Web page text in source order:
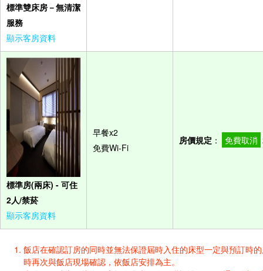
標準雙床房－無清潔
服務
顯示客房資料
標準房(兩床) - 可住
2人/禁菸
顯示客房資料
早餐x2
免費Wi-Fi
房價規定 ： 免費取消
飯店在確認訂房的同時並無法保證屆時入住的床型一定與預訂時
時再次與飯店現場確認，依飯店安排為主。